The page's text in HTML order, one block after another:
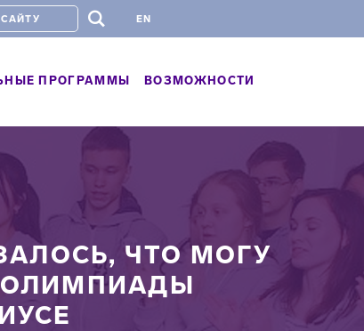
# EN
ПРОГРАММЫ ВОЗМОЖНОСТИ
ЧТО МОГУ